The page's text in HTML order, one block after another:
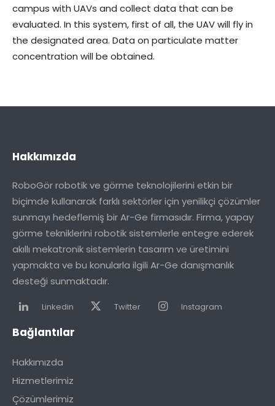
campus with UAVs and collect data that can be
evaluated. In this system, first of all, the UAV will fly in
the designated area. Data on particulate matter
concentration will be obtained.
Hakkımızda
RoboGör robotik ve görme teknolojilerini etkin bir
biçimde kullanarak farklı sektörler için yenilikçi çözümler
sunmayı hedeflemiş bir Ar-Ge firmasıdır. Firma, yapay
görme tekniklerini robotik sistemlerle entegre ederek
akıllı mekatronik sistemlerin tasarım ve üretimini
yapmakta ve bu konularla ilgili Ar-Ge danışmanlık
desteği sunmaktadır.
Linkedin Twitter Instagram
Bağlantılar
Hakkımızda
Hizmetlerimiz
Çözümlerimiz